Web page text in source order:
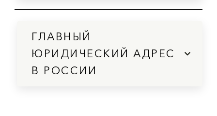
ГЛАВНЫЙ
ЮРИДИЧЕСКИЙ АДРЕС
В РОССИИ